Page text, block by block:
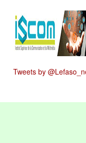
Tweets by